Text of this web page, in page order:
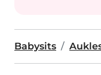
Babysits